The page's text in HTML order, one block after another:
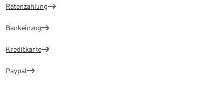
Ratenzahlung
Bankeinzug
Kreditkarte
Paypal